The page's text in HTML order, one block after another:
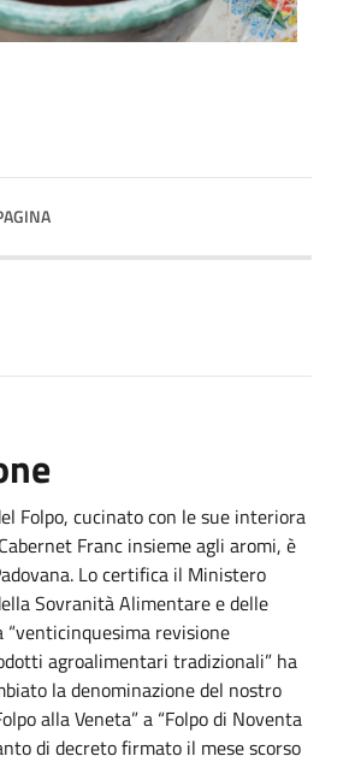
Folpo, cucinato con le sue interiora
Franc insieme agli aromi, è
Lo certifica il Ministero
Sovranità Alimentare e delle
“venticinquesima revisione
agroalimentari tradizionali” ha
la denominazione del nostro
alla Veneta” a “Folpo di Noventa
di decreto firmato il mese scorso